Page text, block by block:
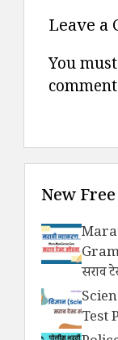
Leave a
You
New
सराव
Test